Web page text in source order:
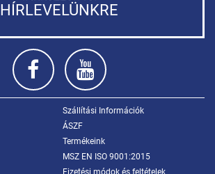
HÍRLEVELÜNKRE
Szállítási Információk
ÁSZF
Termékeink
MSZ EN ISO 9001:2015
Fizetési módok és feltételek